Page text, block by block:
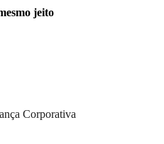
jeito
Corporativa